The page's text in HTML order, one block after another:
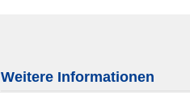
Weitere Informationen